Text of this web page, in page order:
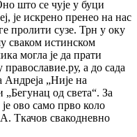
што се чује у буци
је искрено пренео на нас
пролити сузе. Трн у оку
сваком истинском
могла је да прати
а до сада
Андреја „Није на
од света“. За
ово само прво коло
Ткачов свакодневно